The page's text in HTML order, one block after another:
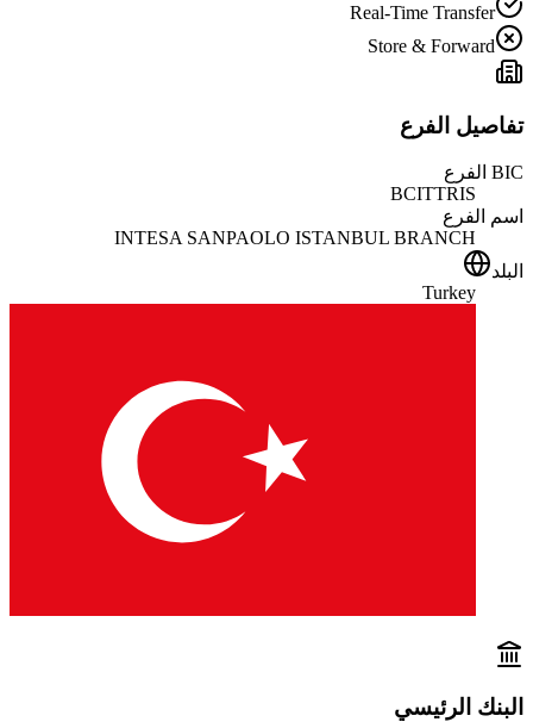
Real-Time Transfer
Store & Forward
تفاصيل الفرع
BIC الفرع
BCITTRIS
اسم الفرع
INTESA SANPAOLO ISTANBUL BRANCH
البلد
Turkey
البنك الرئيسي